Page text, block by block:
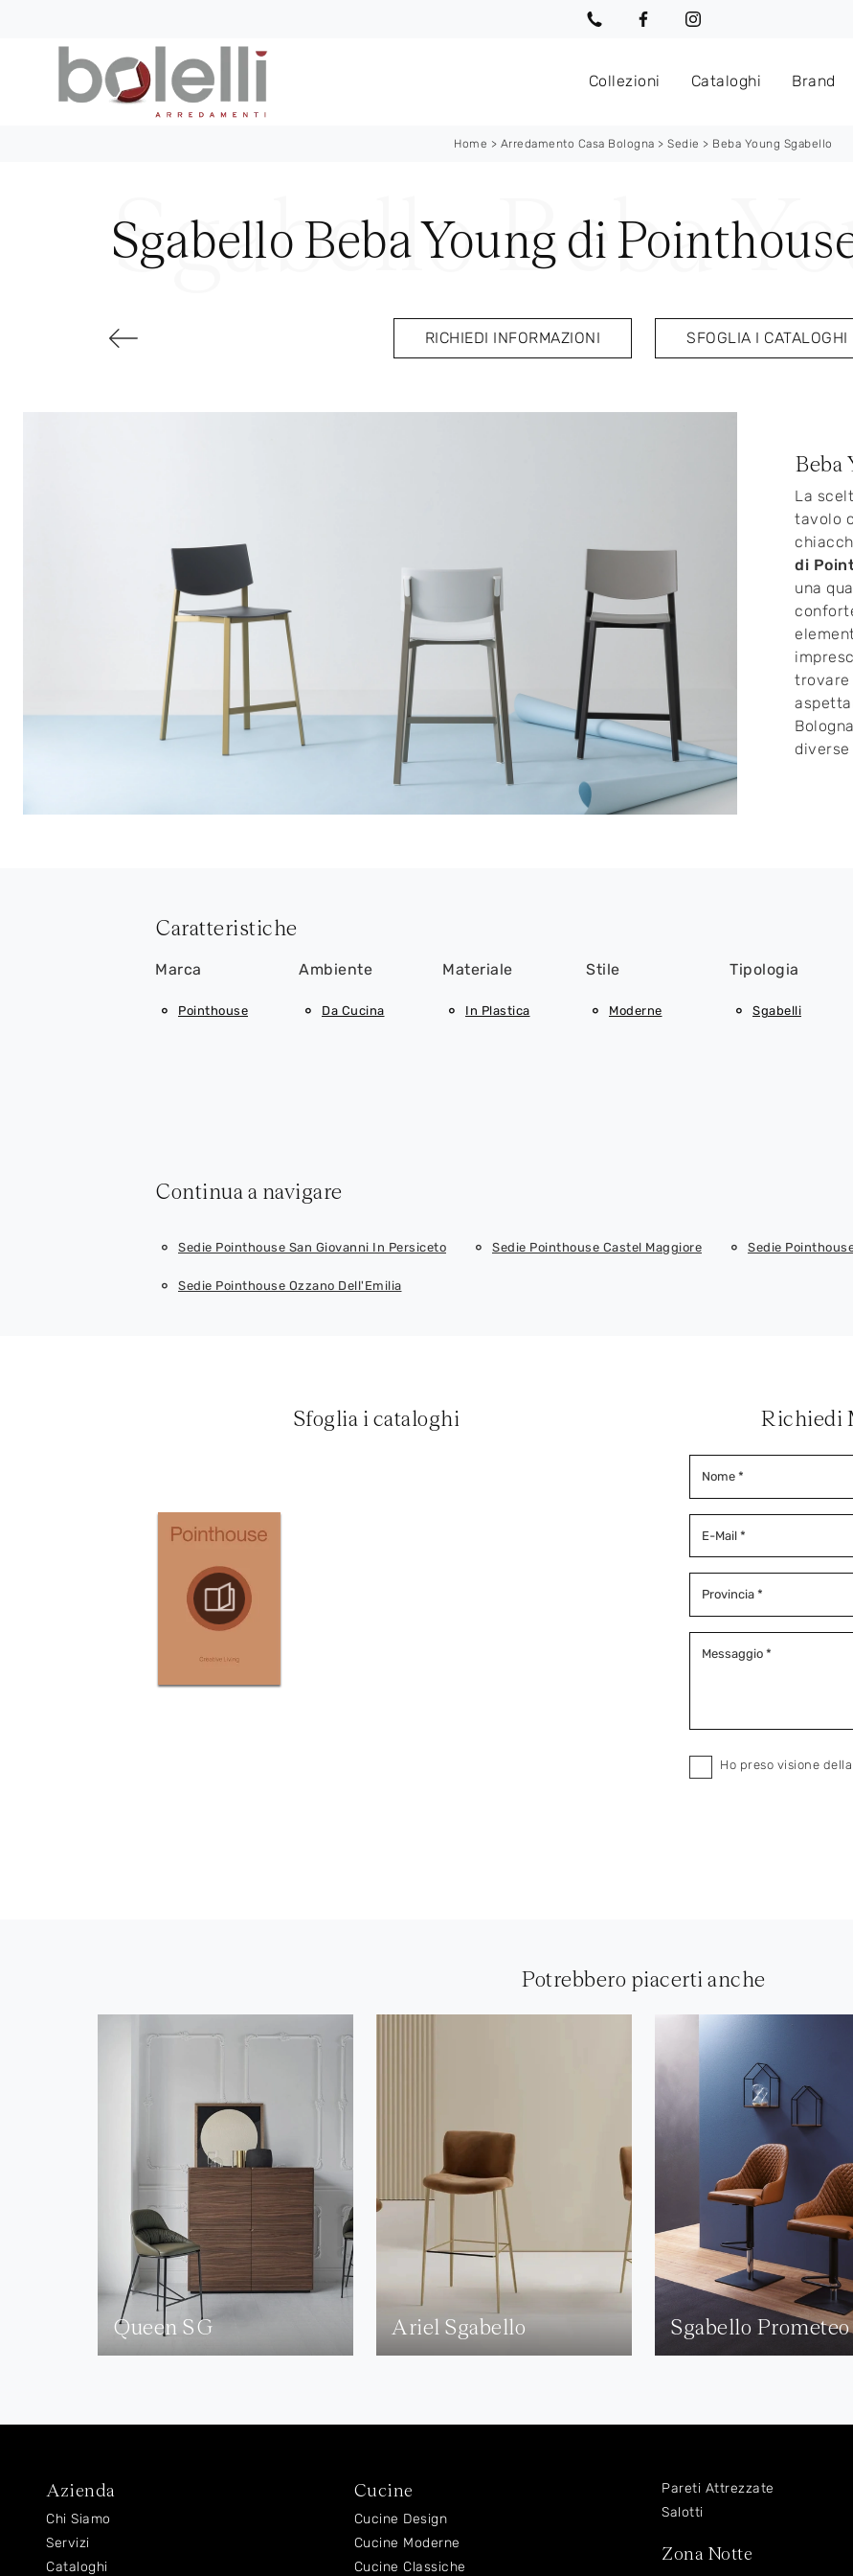
Collezioni Cataloghi Brand
Home > Arredamento Casa Bologna >Sedie > Beba Young Sgabello
Sgabello Beba Young di
RICHIEDI INFORMAZIONI SFOGLIA I CATALOGHI
Beba
La
tavolo
di
una
trovare
diverse
Caratteristiche
Marca
Pointhouse
Ambiente
Da Cucina
Materiale
In Plastica
Stile
Moderne
Tipologia
Sgabelli
Continua a navigare
Sedie Pointhouse San Giovanni In Persiceto Sedie Pointhouse Castel Maggiore Sedie
Sedie Pointhouse Ozzano Dell'Emilia
Sfoglia i cataloghi Richiedi
Ho preso visione della
Potrebbero piacerti anche
Queen SG Ariel Sgabello Sgabello Prometeo
Azienda
Chi Siamo
Servizi
Cataloghi
Cucine
Cucine Design
Cucine Moderne
Cucine Classiche
Pareti Attrezzate
Salotti
Zona Notte